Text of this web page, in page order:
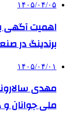
۱۴۰۵/۰۴/۰۵
اهمیت آگهی
برندینگ در
۱۴۰۵/۰۴/۰۱
مهدی
ملی جوانان و